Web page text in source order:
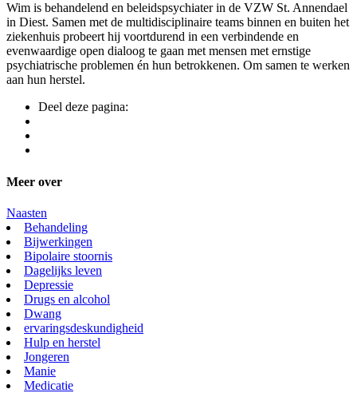
Wim is behandelend en beleidspsychiater in de VZW St. Annendael
in Diest. Samen met de multidisciplinaire teams binnen en buiten het
ziekenhuis probeert hij voortdurend in een verbindende en
evenwaardige open dialoog te gaan met mensen met ernstige
psychiatrische problemen én hun betrokkenen. Om samen te werken
aan hun herstel.
Deel deze pagina:
Meer over
Naasten
Behandeling
Bijwerkingen
Bipolaire stoornis
Dagelijks leven
Depressie
Drugs en alcohol
Dwang
ervaringsdeskundigheid
Hulp en herstel
Jongeren
Manie
Medicatie